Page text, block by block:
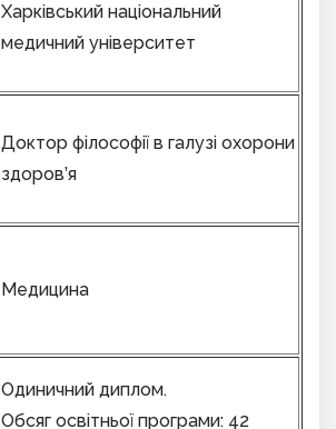
Харківський національний
медичний університет
Доктор філософії в галузі охорони
здоров’я
Медицина
Одиничний диплом.
Обсяг освітньої програми: 42